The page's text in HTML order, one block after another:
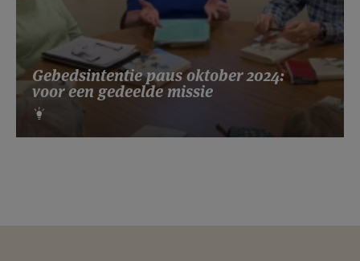
Gebedsintentie paus oktober 2024:
voor een gedeelde missie